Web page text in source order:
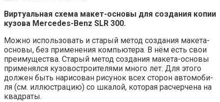
Вир­ту­аль­ная схе­ма макет-осно­вы для созда­ния копии
кузо­ва Mercedes-Benz SLR 300.
Мож­но исполь­зо­вать и ста­рый метод созда­ния маке­та-
осно­вы, без при­ме­не­ния ком­пью­те­ра. В нём есть свои
пре­иму­ще­ства. Ста­рый метод созда­ния маке­та-осно­вы
при­ме­нял­ся кузо­востро­и­те­ля­ми мно­го лет. Для это­го
дол­жен быть нари­со­ван рису­нок всех сто­рон авто­мо­би­
ля (см. иллю­стра­цию) со шка­лой, кото­рая рас­чер­че­на на
квадраты.